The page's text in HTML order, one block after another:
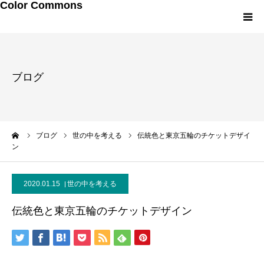
Color Commons
ブログ
ブログ 世の中を考える
伝統色と東京五輪のチケットデザイ
ン
2020.01.15 世の中を考える
伝統色と東京五輪のチケットデザイン